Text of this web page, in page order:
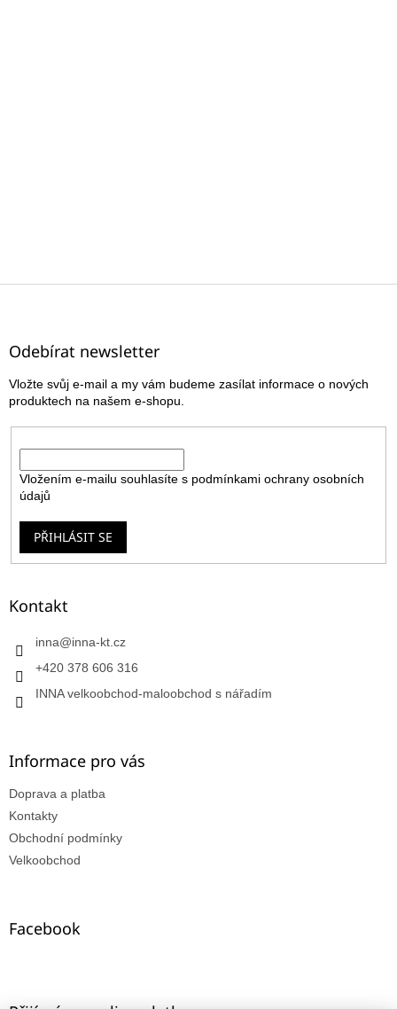
Z
Odebírat newsletter
Vložte svůj e-mail a my vám budeme zasílat informace o nových
produktech na našem e-shopu.
Vložením e-mailu souhlasíte s podmínkami ochrany osobních
údajů
PŘIHLÁSIT SE
Kontakt
inna@inna-kt.cz
+420 378 606 316
INNA velkoobchod-maloobchod s nářadím
Informace pro vás
Doprava a platba
Kontakty
Obchodní podmínky
Velkoobchod
Facebook